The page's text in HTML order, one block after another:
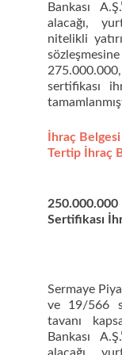
Bankası
alacağı,
nitelikli
sertifikası
İhraç Belgesi
Tertip İhraç
Sertifikası
Sermaye
ve 19/566
tavanı
Bankası